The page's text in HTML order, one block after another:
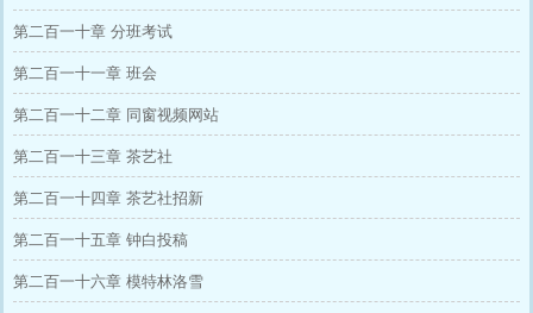
第二百一十章 分班考试
第二百一十一章 班会
第二百一十二章 同窗视频网站
第二百一十三章 茶艺社
第二百一十四章 茶艺社招新
第二百一十五章 钟白投稿
第二百一十六章 模特林洛雪